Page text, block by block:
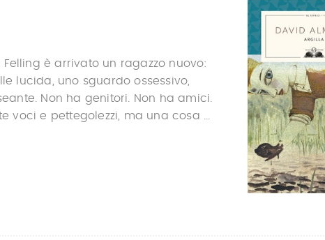
è arrivato un ragazzo nuovo:
lucida, uno sguardo ossessivo,
Non ha genitori. Non ha amici.
voci e pettegolezzi, ma una cosa ...